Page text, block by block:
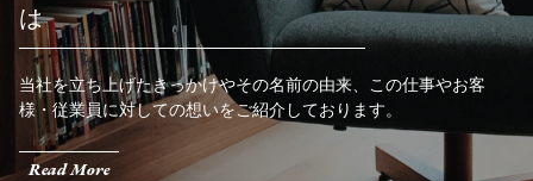
は
当社を立ち上げたきっかけやその名前の由来、この仕事やお客
様・従業員に対しての想いをご紹介しております。
Read More